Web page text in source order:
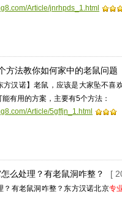
Article/jnrhpds_1.html
方法教你如何家中的老鼠问题
方汉诺】老鼠，应该是大家坠不喜
有用的方案，主要有5个方法：
Article/5gffjn_1.html
么处理？有老鼠洞咋整？ [
？有老鼠洞咋整？东方汉诺北京专